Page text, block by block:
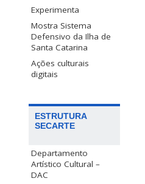
Experimenta
Mostra Sistema
Defensivo da Ilha de
Santa Catarina
Ações culturais
digitais
ESTRUTURA
SECARTE
Departamento
Artístico Cultural –
DAC